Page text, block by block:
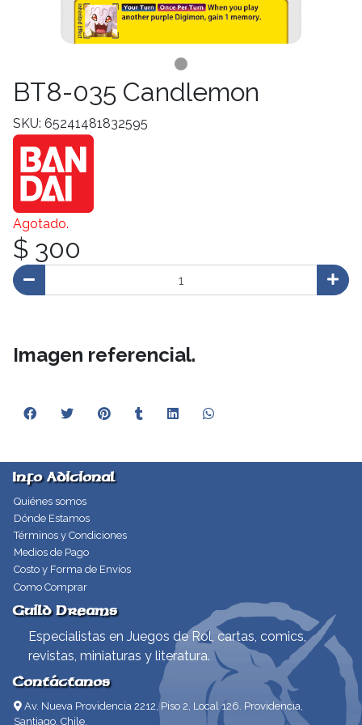
BT8-035 Candlemon
SKU: 65241481832595
Agotado.
$ 300
Imagen referencial.
Info Adicional
Quiénes somos
Dónde Estamos
Términos y Condiciones
Medios de Pago
Costo y Forma de Envíos
Como Comprar
Guild Dreams
Especialistas en Juegos de Rol, cartas, comics,
revistas, miniaturas y literatura.
Contáctanos
Av. Nueva Providencia 2212, Piso 2, Local 126. Providencia,
Santiago, Chile.